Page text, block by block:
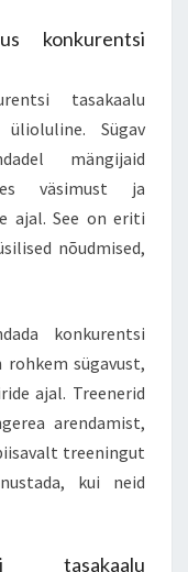
konkurentsi
tasakaalu
Sügav
mängijaid
väsimust ja
ajal. See on eriti
nõudmised,
konkurentsi
sügavust,
ajal. Treenerid
arendamist,
treeningut
kui neid
tasakaalu